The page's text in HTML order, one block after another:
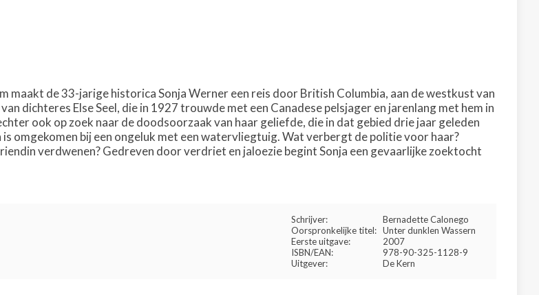
maakt de 33-jarige historica Sonja Werner een reis door British Columbia, aan de westkust van
dichteres Else Seel, die in 1927 trouwde met een Canadese pelsjager en jarenlang met hem in
ook op zoek naar de doodsoorzaak van haar geliefde, die in dat gebied drie jaar geleden
omgekomen bij een ongeluk met een watervliegtuig. Wat verbergt de politie voor haar?
verdwenen? Gedreven door verdriet en jaloezie begint Sonja een gevaarlijke zoektocht
Schrijver:
Bernadette Calonego
Oorspronkelijke titel: Unter dunklen Wassern
Eerste uitgave:
2007
ISBN/EAN:
978-90-325-1128-9
Uitgever:
De Kern